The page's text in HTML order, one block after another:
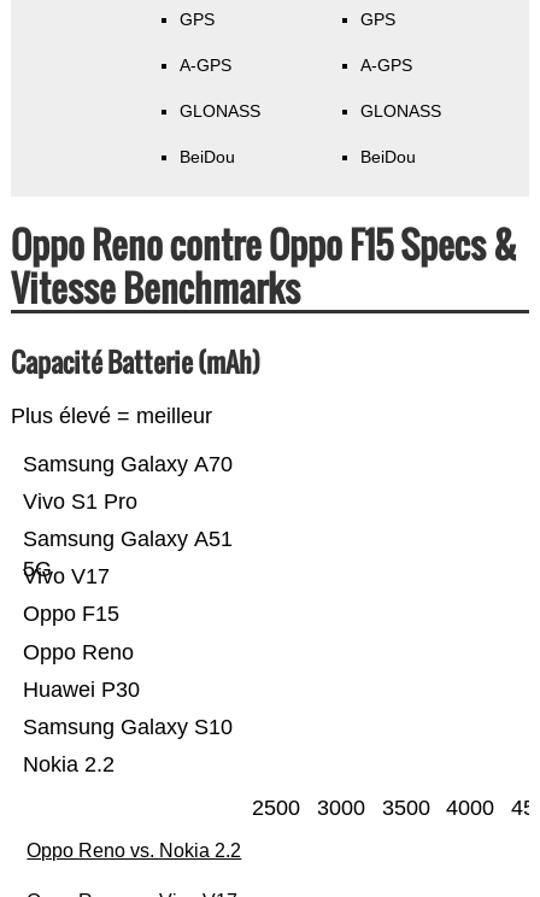
GPS
A-GPS
GLONASS
BeiDou
GPS
A-GPS
GLONASS
BeiDou
Oppo Reno contre Oppo F15 Specs &
Vitesse Benchmarks
Capacité Batterie (mAh)
Plus élevé = meilleur
Nokia 2.2
Samsung Galaxy S10
Huawei P30
Oppo Reno
Oppo F15
Vivo V17
Samsung Galaxy A51
5G
Vivo S1 Pro
Samsung Galaxy A70
2500 3000 3500 4000
Oppo Reno vs. Nokia 2.2